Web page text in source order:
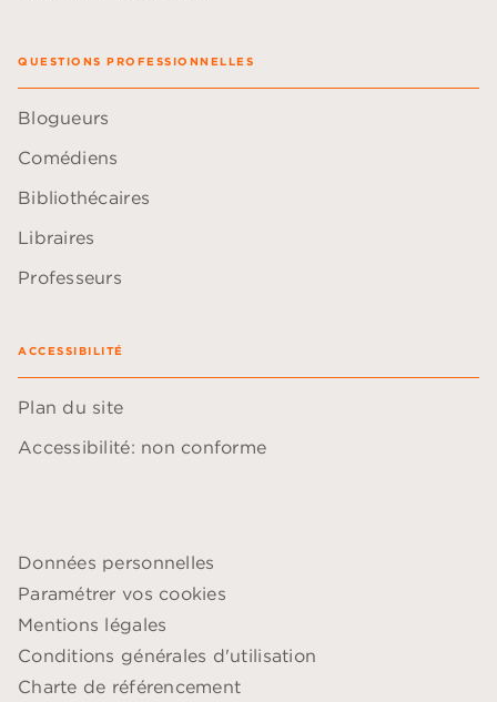
QUESTIONS PROFESSIONNELLES
Blogueurs
Comédiens
Bibliothécaires
Libraires
Professeurs
ACCESSIBILITÉ
Plan du site
Accessibilité: non conforme
Données personnelles
Paramétrer vos cookies
Mentions légales
Conditions générales d'utilisation
Charte de référencement